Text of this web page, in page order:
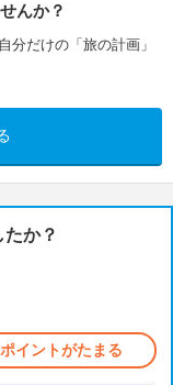
んか？
分だけの「旅の計画」
か？
イントがたまる